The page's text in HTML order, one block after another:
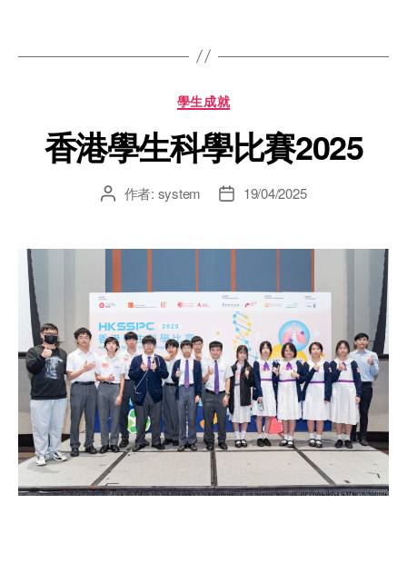
學生成就
香港學生科學比賽2025
作者: system 19/04/2025